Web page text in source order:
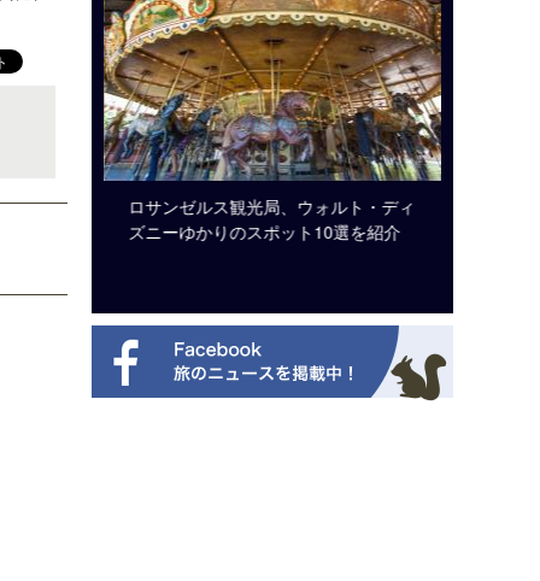
ッフェ
ロサンゼルス観光局、ウォルト・ディ
ズニーゆかりのスポット10選を紹介